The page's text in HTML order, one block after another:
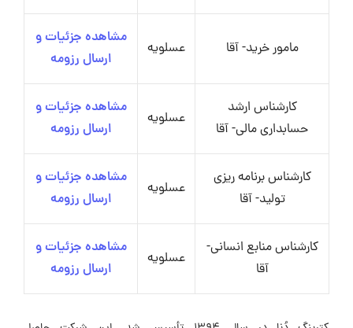
مامور خرید- آقا عسلویه
مشاهده جزئیات و
ارسال رزومه
کارشناس ارشد
حسابداری مالی- آقا
عسلویه
مشاهده جزئیات و
ارسال رزومه
کارشناس برنامه ریزی
تولید- آقا
عسلویه
مشاهده جزئیات و
ارسال رزومه
کارشناس منابع انسانی-
آقا
عسلویه
مشاهده جزئیات و
ارسال رزومه